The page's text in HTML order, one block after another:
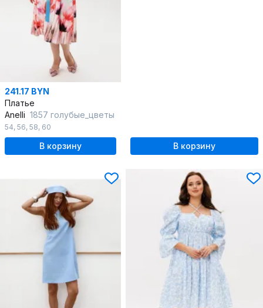
241.17 BYN
Платье
Anelli 1857 голубые_цветы
54, 56, 58, 60
В корзину В корзину